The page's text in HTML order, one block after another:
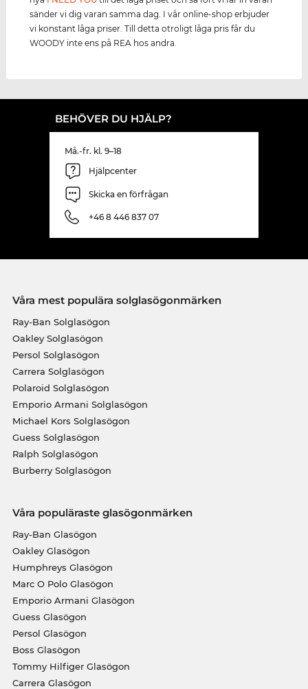
sänder vi dig varan samma dag. I vår online-shop erbjuder
vi konstant låga priser. Till detta otroligt låga pris får du
WOODY inte ens på REA hos andra.
BEHÖVER DU HJÄLP?
Må.-fr. kl. 9–18
Hjälpcenter
Skicka en förfrågan
+46 8 446 837 07
Våra mest populära solglasögonmärken
Ray-Ban Solglasögon
Oakley Solglasögon
Persol Solglasögon
Carrera Solglasögon
Polaroid Solglasögon
Emporio Armani Solglasögon
Michael Kors Solglasögon
Guess Solglasögon
Ralph Solglasögon
Burberry Solglasögon
Våra populäraste glasögonmärken
Ray-Ban Glasögon
Oakley Glasögon
Humphreys Glasögon
Marc O Polo Glasögon
Emporio Armani Glasögon
Guess Glasögon
Persol Glasögon
Boss Glasögon
Tommy Hilfiger Glasögon
Carrera Glasögon